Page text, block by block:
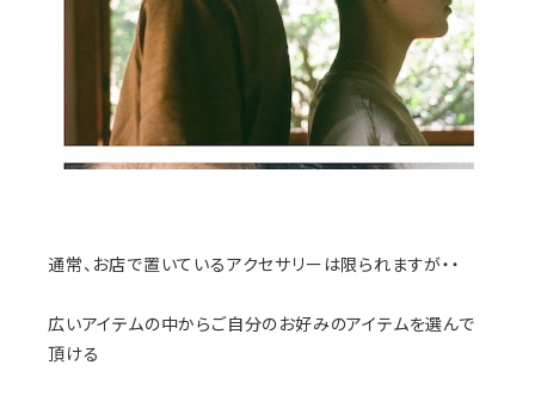
通常、お店で置いているアクセサリーは限られますが・・
広いアイテムの中からご自分のお好みのアイテムを選んで
頂ける